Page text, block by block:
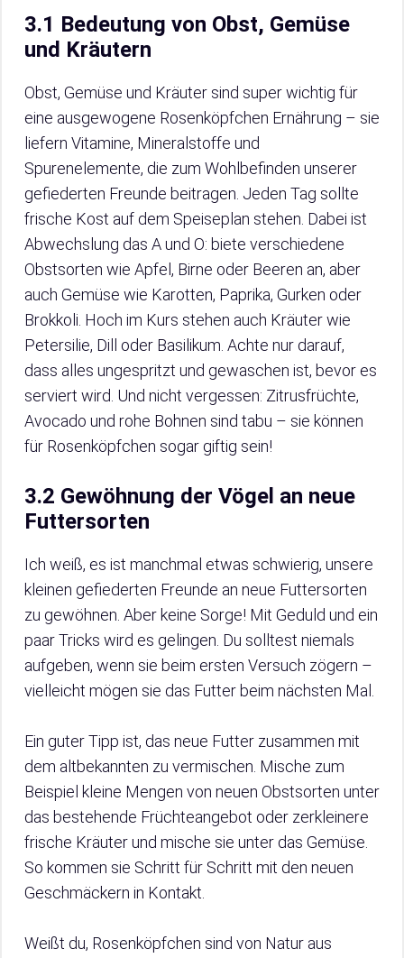
3.1 Bedeutung von Obst, Gemüse
und Kräutern
Obst, Gemüse und Kräuter sind super wichtig für
eine ausgewogene Rosenköpfchen Ernährung – sie
liefern Vitamine, Mineralstoffe und
Spurenelemente, die zum Wohlbefinden unserer
gefiederten Freunde beitragen. Jeden Tag sollte
frische Kost auf dem Speiseplan stehen. Dabei ist
Abwechslung das A und O: biete verschiedene
Obstsorten wie Apfel, Birne oder Beeren an, aber
auch Gemüse wie Karotten, Paprika, Gurken oder
Brokkoli. Hoch im Kurs stehen auch Kräuter wie
Petersilie, Dill oder Basilikum. Achte nur darauf,
dass alles ungespritzt und gewaschen ist, bevor es
serviert wird. Und nicht vergessen: Zitrusfrüchte,
Avocado und rohe Bohnen sind tabu – sie können
für Rosenköpfchen sogar giftig sein!
3.2 Gewöhnung der Vögel an neue
Futtersorten
Ich weiß, es ist manchmal etwas schwierig, unsere
kleinen gefiederten Freunde an neue Futtersorten
zu gewöhnen. Aber keine Sorge! Mit Geduld und ein
paar Tricks wird es gelingen. Du solltest niemals
aufgeben, wenn sie beim ersten Versuch zögern –
vielleicht mögen sie das Futter beim nächsten Mal.
Ein guter Tipp ist, das neue Futter zusammen mit
dem altbekannten zu vermischen. Mische zum
Beispiel kleine Mengen von neuen Obstsorten unter
das bestehende Früchteangebot oder zerkleinere
frische Kräuter und mische sie unter das Gemüse.
So kommen sie Schritt für Schritt mit den neuen
Geschmäckern in Kontakt.
Weißt du, Rosenköpfchen sind von Natur aus